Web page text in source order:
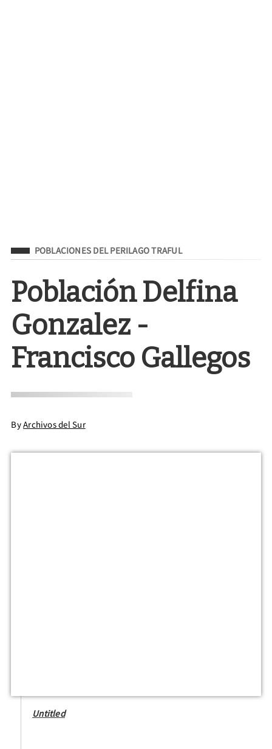
Filed Under
POBLACIONES DEL PERILAGO TRAFUL
Población Delfina
Gonzalez -
Francisco Gallegos
ByArchivos del Sur
Untitled